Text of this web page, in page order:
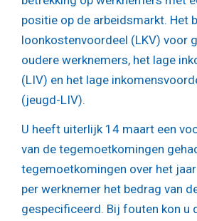
positie op de arbeidsmarkt. Het
loonkostenvoordeel (LKV) voor
oudere werknemers, het lage
(LIV) en het lage
(jeugd-LIV).
U heeft uiterlijk 14 maart een
van de tegemoetkomingen
tegemoetkomingen over het
per werknemer het bedrag van
gespecificeerd. Bij fouten kon u